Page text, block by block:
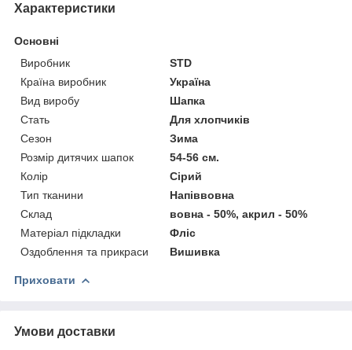
Характеристики
Основні
Виробник
STD
Країна виробник
Україна
Вид виробу
Шапка
Стать
Для хлопчиків
Сезон
Зима
Розмір дитячих шапок
54-56 см.
Колір
Сірий
Тип тканини
Напіввовна
Склад
вовна - 50%, акрил - 50%
Матеріал підкладки
Фліс
Оздоблення та прикраси
Вишивка
Приховати
Умови доставки